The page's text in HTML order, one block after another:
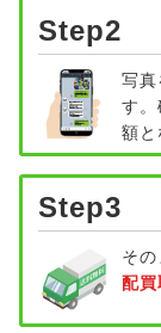
Step2
写真
す。
額と
Step3
そ
配